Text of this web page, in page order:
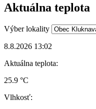
Aktuálna teplota
Výber lokality
8.8.2026 13:02
Aktuálna teplota:
25.9 °C
Vlhkosť: